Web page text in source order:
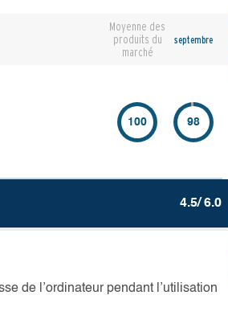
Moyenne des
produits du
marché
septembre
100 98
4.5/ 6.0
de l’ordinateur pendant l’utilisation